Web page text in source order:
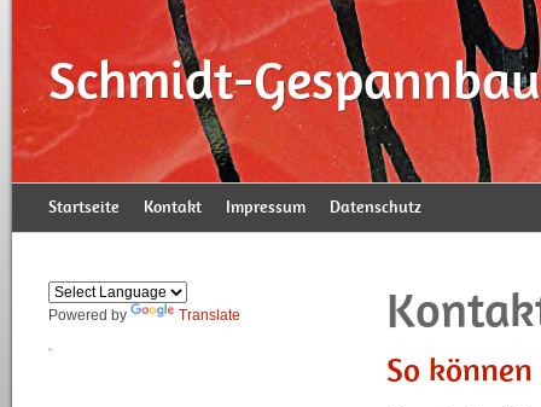
Schmidt-Gespannbau
Startseite Kontakt Impressum Datenschutz
So
Powered by Translate